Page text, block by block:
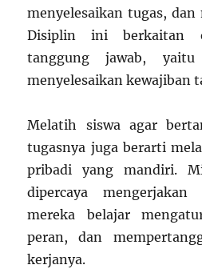
menyelesaikan tugas,
Disiplin ini berkaitan
tanggung jawab,
menyelesaikan kewajiban
Melatih siswa agar
tugasnya juga berarti
pribadi yang mandiri.
dipercaya
mereka belajar
peran, dan
kerjanya.